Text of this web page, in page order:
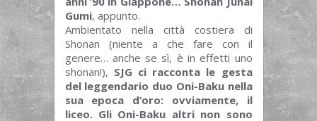
Gumi, appunto.
Ambientato nella città costiera di
Shonan (niente a che fare con il
genere… anche se sì, è in effetti uno
shonan!), SJG ci racconta le gesta
del leggendario duo Oni-Baku nella
sua epoca d’oro: ovviamente, il
liceo. Gli Oni-Baku altri non sono